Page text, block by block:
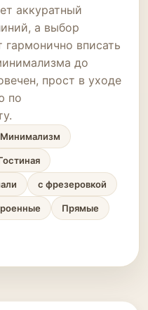
аккуратный
а выбор
вписать
до
прост в уходе
по
Минимализм
с фрезеровкой
Прямые